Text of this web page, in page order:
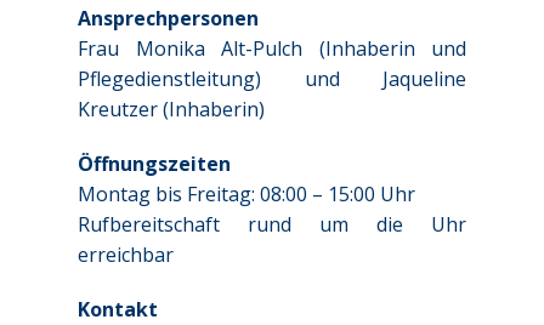
Ansprechpersonen
Frau Monika Alt-Pulch (Inhaberin und
Pflegedienstleitung) und Jaqueline
Kreutzer (Inhaberin)
Öffnungszeiten
Montag bis Freitag: 08:00 – 15:00 Uhr
Rufbereitschaft rund um die Uhr
erreichbar
Kontakt